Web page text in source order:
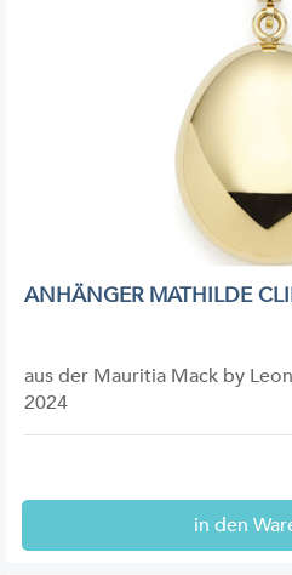
ANHÄNGER MATHILDE
aus der Mauritia Mack by
2024
in den